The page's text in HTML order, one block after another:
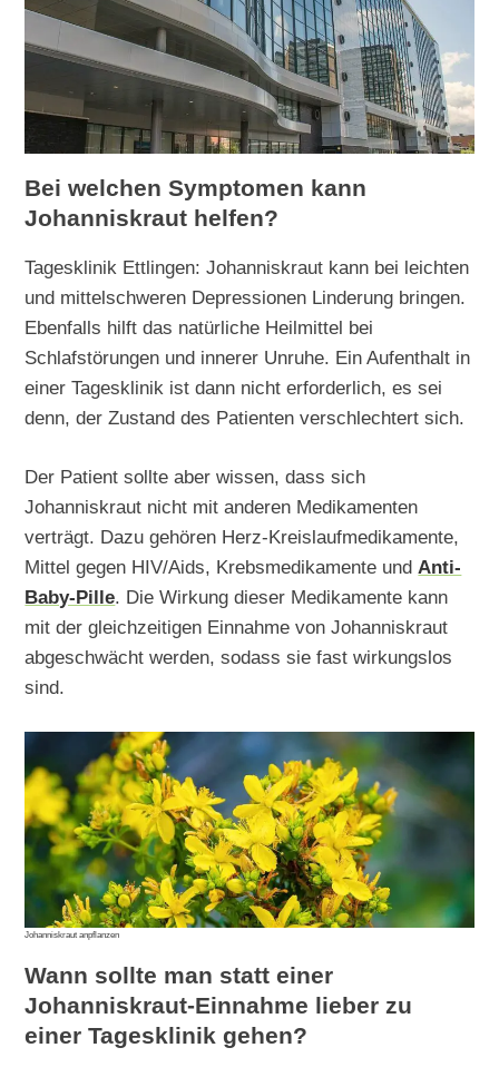
Bei welchen Symptomen kann
Johanniskraut helfen?
Tagesklinik Ettlingen: Johanniskraut kann bei leichten
und mittelschweren Depressionen Linderung bringen.
Ebenfalls hilft das natürliche Heilmittel bei
Schlafstörungen und innerer Unruhe. Ein Aufenthalt in
einer Tagesklinik ist dann nicht erforderlich, es sei
denn, der Zustand des Patienten verschlechtert sich.
Der Patient sollte aber wissen, dass sich
Johanniskraut nicht mit anderen Medikamenten
verträgt. Dazu gehören Herz-Kreislaufmedikamente,
Mittel gegen HIV/Aids, Krebsmedikamente und Anti-
Baby-Pille. Die Wirkung dieser Medikamente kann
mit der gleichzeitigen Einnahme von Johanniskraut
abgeschwächt werden, sodass sie fast wirkungslos
sind.
Johanniskraut anpflanzen
Wann sollte man statt einer
Johanniskraut-Einnahme lieber zu
einer Tagesklinik gehen?